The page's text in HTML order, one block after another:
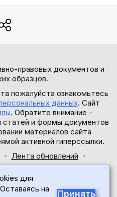
правовых документов и
образцов.
пожалуйста ознакомьтесь
данных. Сайт
. Обратите внимание -
статей и формы документов
материалов сайта
активной гиперссылки.
Лента обновлений
2026
для
на
Принять